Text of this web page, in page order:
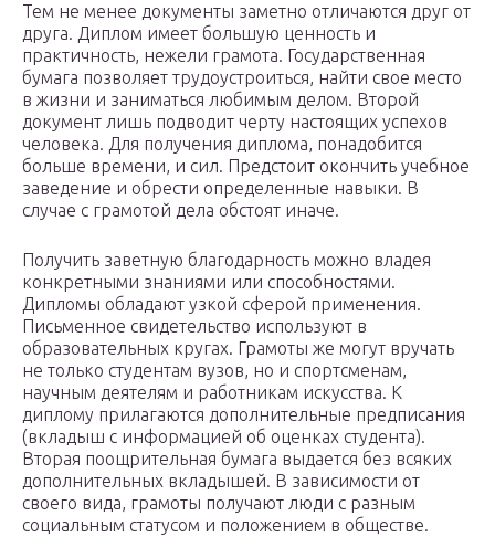
Тем не менее документы заметно отличаются друг от
друга. Диплом имеет большую ценность и
практичность, нежели грамота. Государственная
бумага позволяет трудоустроиться, найти свое место
в жизни и заниматься любимым делом. Второй
документ лишь подводит черту настоящих успехов
человека. Для получения диплома, понадобится
больше времени, и сил. Предстоит окончить учебное
заведение и обрести определенные навыки. В
случае с грамотой дела обстоят иначе.
Получить заветную благодарность можно владея
конкретными знаниями или способностями.
Дипломы обладают узкой сферой применения.
Письменное свидетельство используют в
образовательных кругах. Грамоты же могут вручать
не только студентам вузов, но и спортсменам,
научным деятелям и работникам искусства. К
диплому прилагаются дополнительные предписания
(вкладыш с информацией об оценках студента).
Вторая поощрительная бумага выдается без всяких
дополнительных вкладышей. В зависимости от
своего вида, грамоты получают люди с разным
социальным статусом и положением в обществе.